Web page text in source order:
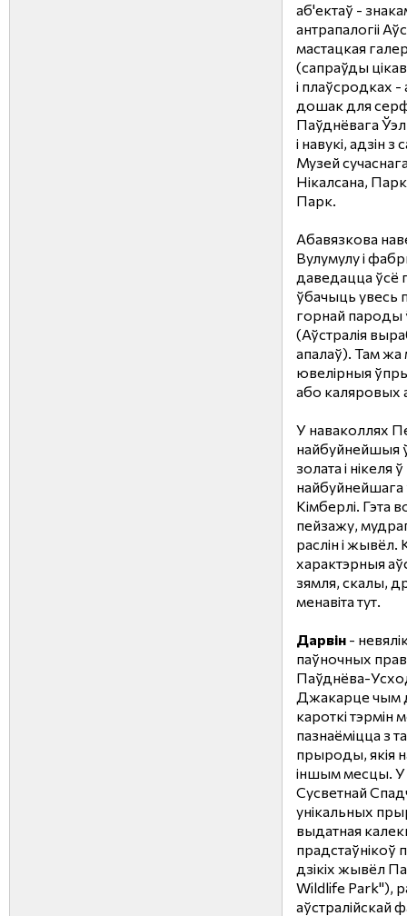
аб'ектаў -
антрапалогіі
мастацкая
(сапраўды
і плаўсродках -
дошак для
Паўднёвага
і навукі, адзін
Музей
Нікалсана,
Парк.
Абавязкова
Вулумулу і
даведацца ўсё
ўбачыць увесь
горнай пароды
(Аўстралія
апалаў). Там
ювелірныя
або каляровых
У наваколлях
найбуйнейшыя
золата і нікеля
найбуйнейшага
Кімберлі. Гэта
пейзажу,
раслін і
характэрныя
зямля, скалы,
менавіта тут.
Дарвін -
паўночных
Паўднёва-
Джакарце чым
кароткі тэрмін
пазнаёміцца ​​з
прыроды, якія
іншым месцы. У
Сусветнай
унікальных
выдатная
прадстаўнікоў
дзікіх жывёл
Wildlife Park"),
аўстралійскай